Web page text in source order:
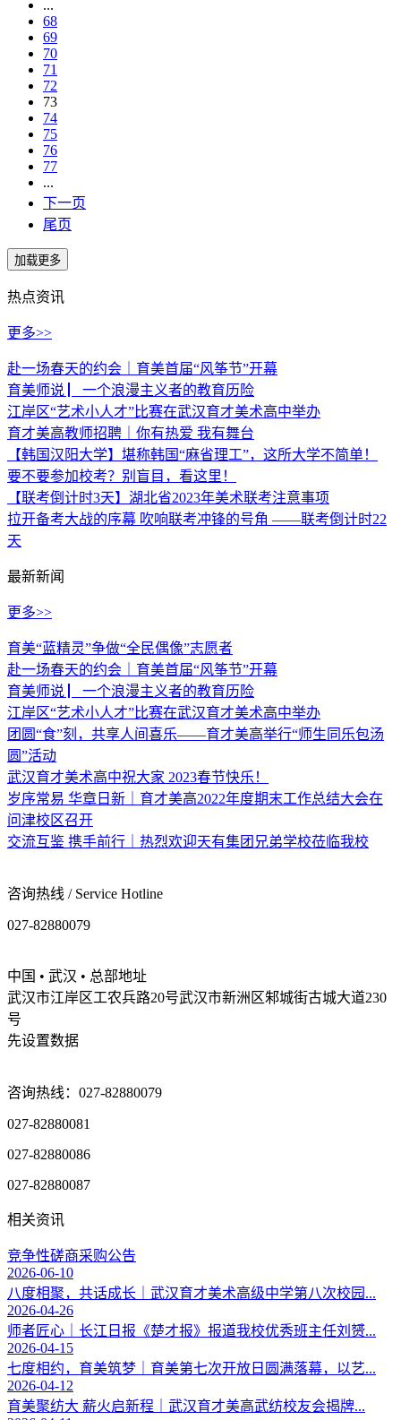
...
68
69
70
71
72
73
74
75
76
77
...
下一页
尾页
热点资讯
更多>>
赴一场春天的约会｜育美首届“风筝节”开幕
育美师说 ▏一个浪漫主义者的教育历险
江岸区“艺术小人才”比赛在武汉育才美术高中举办
育才美高教师招聘｜你有热爱 我有舞台
【韩国汉阳大学】堪称韩国“麻省理工”，这所大学不简单！
要不要参加校考？别盲目，看这里！
【联考倒计时3天】湖北省2023年美术联考注意事项
拉开备考大战的序幕 吹响联考冲锋的号角 ——联考倒计时22
天
最新新闻
更多>>
育美“蓝精灵”争做“全民偶像”志愿者
赴一场春天的约会｜育美首届“风筝节”开幕
育美师说 ▏一个浪漫主义者的教育历险
江岸区“艺术小人才”比赛在武汉育才美术高中举办
团圆“食”刻，共享人间喜乐——育才美高举行“师生同乐包汤
圆”活动
武汉育才美术高中祝大家 2023春节快乐！
岁序常易 华章日新｜育才美高2022年度期末工作总结大会在
问津校区召开
交流互鉴 携手前行｜热烈欢迎天有集团兄弟学校莅临我校
咨询热线 / Service Hotline
027-82880079
中国 • 武汉 • 总部地址
武汉市江岸区工农兵路20号武汉市新洲区邾城街古城大道230
号
先设置数据
咨询热线：027-82880079
027-82880081
027-82880086
027-82880087
相关资讯
竞争性磋商采购公告
2026-06-10
八度相聚，共话成长｜武汉育才美术高级中学第八次校园...
2026-04-26
师者匠心｜长江日报《楚才报》报道我校优秀班主任刘赟...
2026-04-15
七度相约，育美筑梦｜育美第七次开放日圆满落幕，以艺...
2026-04-12
育美聚纺大 薪火启新程｜武汉育才美高武纺校友会揭牌...